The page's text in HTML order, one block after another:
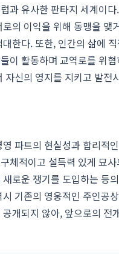
과 유사한 판타지 세계이
의 이익을 위해 동맹을
한다. 또한, 인간의 삶에
이 활동하며 교역로를 위
신의 영지를 지키고 발전
파트의 현실성과 합리적
체적이고 설득력 있게 묘
로운 쟁기를 도입하는 등
기존의 영웅적인 주인공
개되지 않아, 앞으로의 전